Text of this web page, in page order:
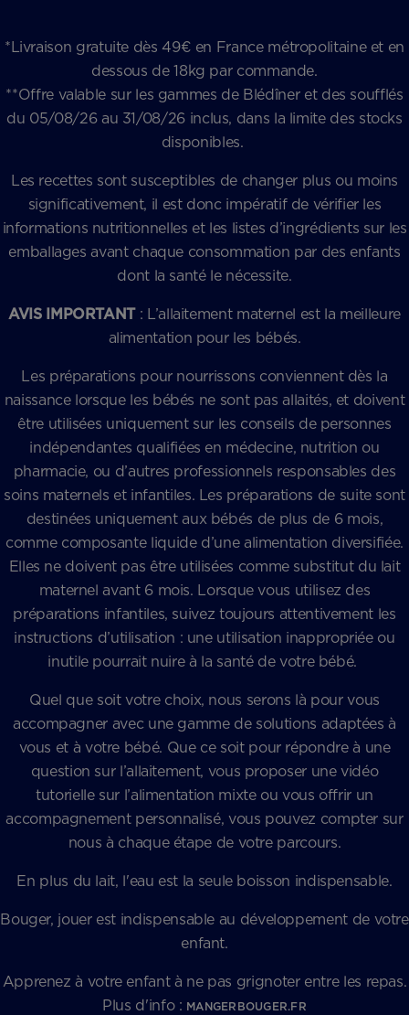
*Livraison gratuite dès 49€ en France métropolitaine et en
dessous de 18kg par commande.
**Offre valable sur les gammes de Blédîner et des soufflés
du 05/08/26 au 31/08/26 inclus, dans la limite des stocks
disponibles.
Les recettes sont susceptibles de changer plus ou moins
significativement, il est donc impératif de vérifier les
informations nutritionnelles et les listes d’ingrédients sur les
emballages avant chaque consommation par des enfants
dont la santé le nécessite.
AVIS IMPORTANT : L’allaitement maternel est la meilleure
alimentation pour les bébés.
Les préparations pour nourrissons conviennent dès la
naissance lorsque les bébés ne sont pas allaités, et doivent
être utilisées uniquement sur les conseils de personnes
indépendantes qualifiées en médecine, nutrition ou
pharmacie, ou d’autres professionnels responsables des
soins maternels et infantiles. Les préparations de suite sont
destinées uniquement aux bébés de plus de 6 mois,
comme composante liquide d’une alimentation diversifiée.
Elles ne doivent pas être utilisées comme substitut du lait
maternel avant 6 mois. Lorsque vous utilisez des
préparations infantiles, suivez toujours attentivement les
instructions d’utilisation : une utilisation inappropriée ou
inutile pourrait nuire à la santé de votre bébé.
Quel que soit votre choix, nous serons là pour vous
accompagner avec une gamme de solutions adaptées à
vous et à votre bébé. Que ce soit pour répondre à une
question sur l’allaitement, vous proposer une vidéo
tutorielle sur l’alimentation mixte ou vous offrir un
accompagnement personnalisé, vous pouvez compter sur
nous à chaque étape de votre parcours.
En plus du lait, l'eau est la seule boisson indispensable.
Bouger, jouer est indispensable au développement de votre
enfant.
Apprenez à votre enfant à ne pas grignoter entre les repas.
Plus d'info : MANGERBOUGER.FR